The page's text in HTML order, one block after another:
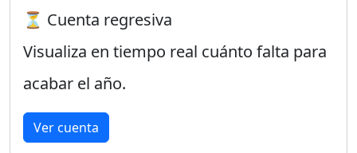
⏳ Cuenta regresiva
Visualiza en tiempo real cuánto falta para
acabar el año.
Ver cuenta